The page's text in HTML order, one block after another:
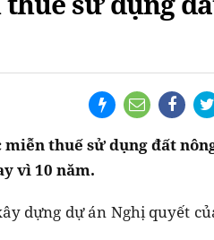
thuế sử dụng đất
vì 10 năm.
dựng dự án Nghị quyết